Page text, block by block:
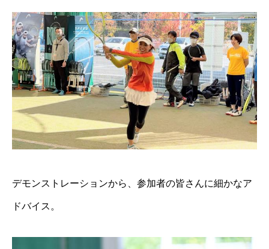
デモンストレーションから、参加者の皆さんに細かなア
ドバイス。